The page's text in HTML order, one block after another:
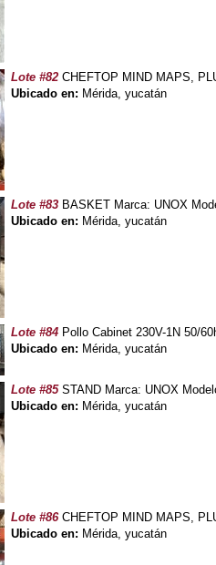
Lote #82 CHEFTOP MIND MAPS,
Ubicado en: Mérida, yucatán
Lote #83 BASKET Marca: UNOX
Ubicado en: Mérida, yucatán
Lote #84 Pollo Cabinet 230V-1N 50/
Ubicado en: Mérida, yucatán
Lote #85STAND Marca: UNOX
Ubicado en: Mérida, yucatán
Lote #86CHEFTOP MIND MAPS,
Ubicado en: Mérida, yucatán